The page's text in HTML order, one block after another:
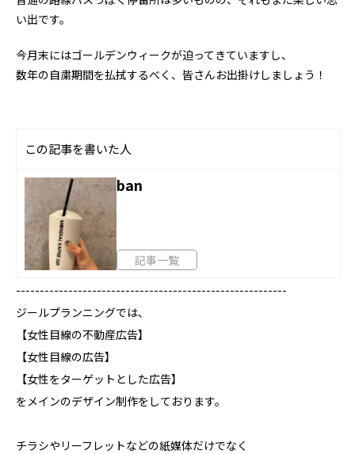
い出です。
今月末にはゴールデンウィークが迫ってきていますし、
数年の自粛期間を払拭するべく、皆さんお出掛けしましょう！
この記事を書いた人
ban
記事一覧
---------------------------------------------------------
ジールプランニングでは、
【女性目線の不動産広告】
【女性目線の広告】
【女性をターゲットとした広告】
をメインのデザイン制作をしております。
チラシやリーフレットなどの紙媒体だけでなく